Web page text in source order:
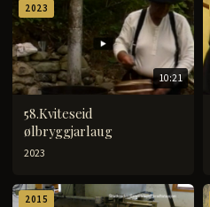
2023
10:21
58.Kviteseid
ølbryggjarlaug
2023
2015